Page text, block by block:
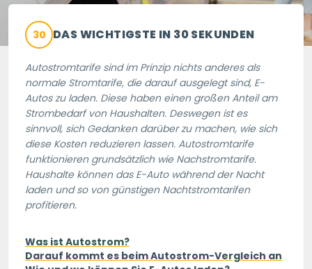
30 DAS WICHTIGSTE IN 30 SEKUNDEN
Autostromtarife sind im Prinzip nichts anderes als
normale Stromtarife, die darauf ausgelegt sind, E-
Autos zu laden. Diese haben einen großen Anteil am
Strombedarf von Haushalten. Deswegen ist es
sinnvoll, sich Gedanken darüber zu machen, wie sich
diese Kosten reduzieren lassen. Autostromtarife
funktionieren grundsätzlich wie Nachstromtarife.
Haushalte können das E-Auto während der Nacht
laden und so von günstigen Nachtstromtarifen
profitieren.
Was ist Autostrom?
Darauf kommt es beim Autostrom-Vergleich an